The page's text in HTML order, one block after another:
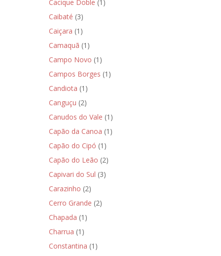
Cacique Doble (1)
Caibaté (3)
Caiçara (1)
Camaquã (1)
Campo Novo (1)
Campos Borges (1)
Candiota (1)
Canguçu (2)
Canudos do Vale (1)
Capão da Canoa (1)
Capão do Cipó (1)
Capão do Leão (2)
Capivari do Sul (3)
Carazinho (2)
Cerro Grande (2)
Chapada (1)
Charrua (1)
Constantina (1)